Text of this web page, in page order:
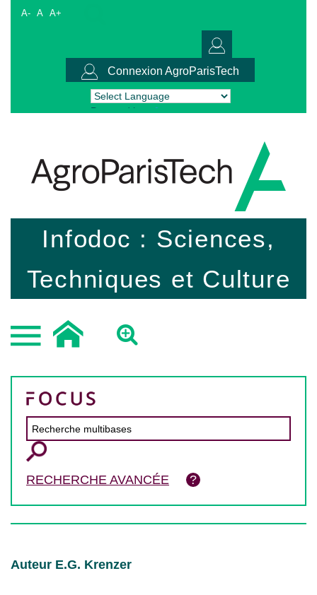
A- A A+
Connexion AgroParisTech
Powered by Translate
Infodoc : Sciences,
Techniques et Culture
RECHERCHE AVANCÉE
Auteur E.G. Krenzer